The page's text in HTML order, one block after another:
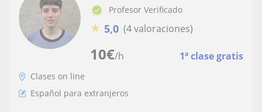
10€/h 1ª clase gratis
Profesor Verificado
★ 5,0 (4 valoraciones)
Clases on line
Español para extranjeros